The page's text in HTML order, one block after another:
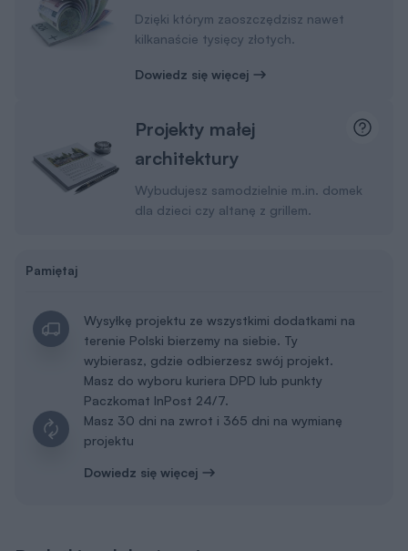
Dzięki którym zaoszczędzisz nawet
kilkanaście tysięcy złotych.
Dowiedz się więcej
Projekty małej
architektury
Wybudujesz samodzielnie m.in. domek
dla dzieci czy altanę z grillem.
Pamiętaj
Wysyłkę projektu ze wszystkimi dodatkami na
terenie Polski bierzemy na siebie. Ty
wybierasz, gdzie odbierzesz swój projekt.
Masz do wyboru kuriera DPD lub punkty
Paczkomat InPost 24/7.
Masz 30 dni na zwrot i 365 dni na wymianę
projektu
Dowiedz się więcej